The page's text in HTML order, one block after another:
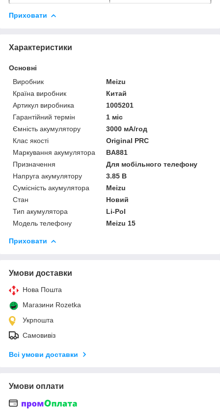
Приховати
Характеристики
Основні
Виробник
Meizu
Країна виробник
Китай
Артикул виробника
1005201
Гарантійний термін
1 міс
Ємність акумулятору
3000 мА/год
Клас якості
Original PRC
Маркування акумулятора
BA881
Призначення
Для мобільного телефону
Напруга акумулятору
3.85 В
Сумісність акумулятора
Meizu
Стан
Новий
Тип акумулятора
Li-Pol
Модель телефону
Meizu 15
Приховати
Умови доставки
Нова Пошта
Магазини Rozetka
Укрпошта
Самовивіз
Всі умови доставки
Умови оплати